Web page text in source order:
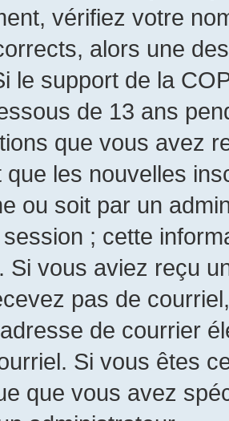
vérifiez votre
alors une
le support de la
de 13 ans
que vous avez
que les nouvelles
ou soit par un
; cette
Si vous aviez reçu
pas de
de courrier
Si vous êtes
que vous avez